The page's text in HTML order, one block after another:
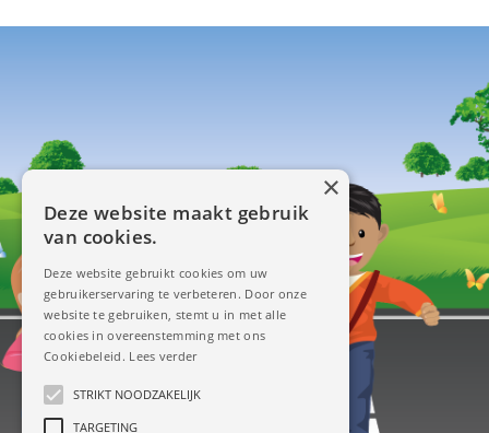
×
Deze website maakt gebruik
van cookies.
Deze website gebruikt cookies om uw
gebruikerservaring te verbeteren. Door onze
website te gebruiken, stemt u in met alle
cookies in overeenstemming met ons
Cookiebeleid. Lees verder
STRIKT NOODZAKELIJK
TARGETING